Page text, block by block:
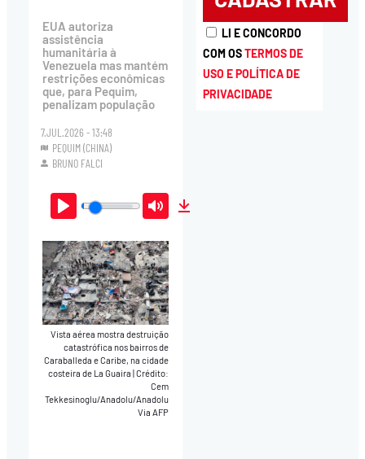
EUA autoriza
assistência
humanitária à
Venezuela mas mantém
restrições econômicas
que, para Pequim,
penalizam população
7.JUL.2026 - 13:48
PEQUIM (CHINA)
BRUNO FALCI
Play Mute
Vista aérea mostra destruição
catastrófica nos bairros de
Caraballeda e Caribe, na cidade
costeira de La Guaira Crédito:
Cem
Tekkesinoglu/Anadolu/Anadolu
Via AFP
LI E CONCORDO
COM OSTERMOS DE
USO E POLÍTICA DE
PRIVACIDADE